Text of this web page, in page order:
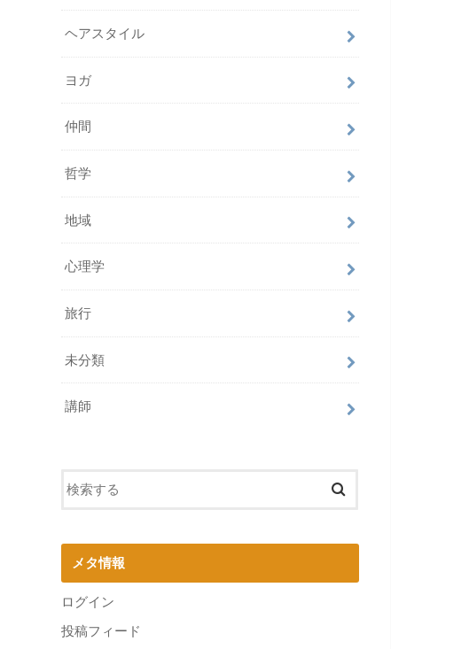
ヘアスタイル
ヨガ
仲間
哲学
地域
心理学
旅行
未分類
講師
メタ情報
ログイン
投稿フィード